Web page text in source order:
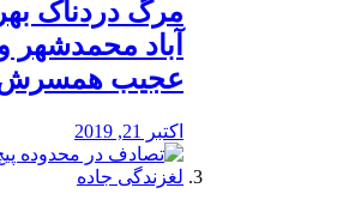
مرگ دردناک
آباد
عجیب
اکتبر 21, 2019